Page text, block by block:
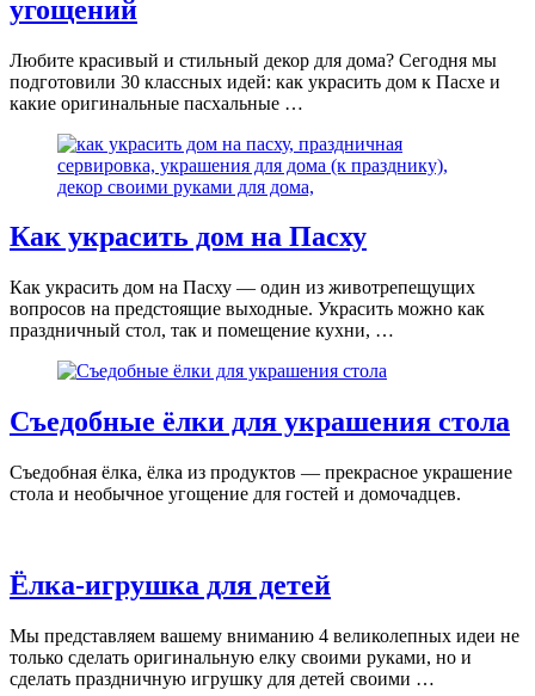
угощений
Любите красивый и стильный декор для дома? Сегодня мы
подготовили 30 классных идей: как украсить дом к Пасхе и
какие оригинальные пасхальные …
Как украсить дом на Пасху
Как украсить дом на Пасху — один из животрепещущих
вопросов на предстоящие выходные. Украсить можно как
праздничный стол, так и помещение кухни, …
Съедобные ёлки для украшения стола
Съедобная ёлка, ёлка из продуктов — прекрасное украшение
стола и необычное угощение для гостей и домочадцев.
Ёлка-игрушка для детей
Мы представляем вашему вниманию 4 великолепных идеи не
только сделать оригинальную елку своими руками, но и
сделать праздничную игрушку для детей своими …